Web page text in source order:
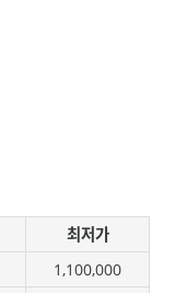
최저가
1,100,000